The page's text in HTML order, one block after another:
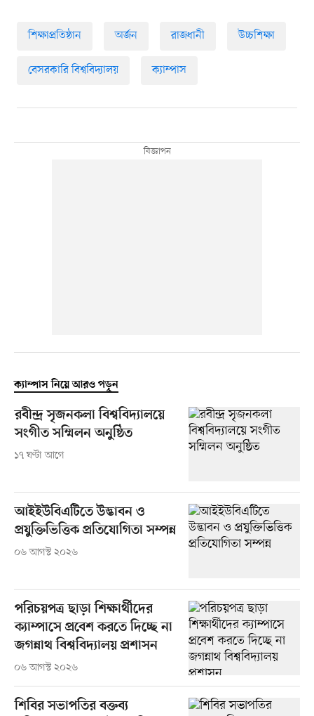
শিক্ষাপ্রতিষ্ঠান অর্জন রাজধানী উচ্চশিক্ষা
বেসরকারি বিশ্ববিদ্যালয় ক্যাম্পাস
ক্যাম্পাস নিয়ে আরও পড়ুন
রবীন্দ্র সৃজনকলা বিশ্ববিদ্যালয়ে
সংগীত সম্মিলন অনুষ্ঠিত
১৭ ঘণ্টা আগে
আইইউবিএটিতে উদ্ভাবন ও
প্রযুক্তিভিত্তিক প্রতিযোগিতা সম্পন্ন
০৬ আগস্ট ২০২৬
পরিচয়পত্র ছাড়া শিক্ষার্থীদের
ক্যাম্পাসে প্রবেশ করতে দিচ্ছে না
জগন্নাথ বিশ্ববিদ্যালয় প্রশাসন
০৬ আগস্ট ২০২৬
শিবির সভাপতির বক্তব্য